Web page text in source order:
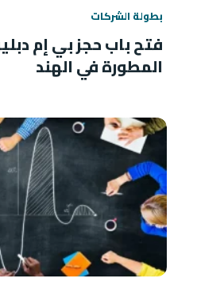
بطولة الشركات
المطورة في الهند